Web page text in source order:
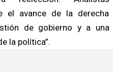
el avance de la derecha
de gobierno y a una
la política”.